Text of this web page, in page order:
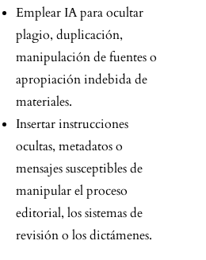
Emplear IA para ocultar
plagio, duplicación,
manipulación de fuentes o
apropiación indebida de
materiales.
Insertar instrucciones
ocultas, metadatos o
mensajes susceptibles de
manipular el proceso
editorial, los sistemas de
revisión o los dictámenes.